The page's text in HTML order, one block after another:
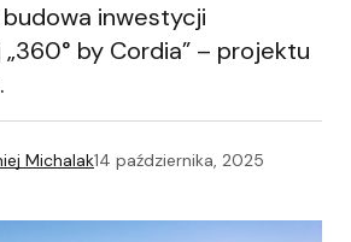
budowa inwestycji
by Cordia” – projektu
Michalak14 października, 2025